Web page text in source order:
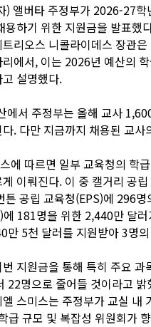
) 앨버타 주정부가 2026-27
용하기 위한 지원금을 발표했
리오스 니콜라이데스 장관
에서, 이는 2026년 예산의
설명했다.
에서 주정부는 올해 교사
. 다만 지금까지 채용된 교사
에 따르면 일부 교육청의 학
이뤄진다. 이 중 캘거리 공
튼 공립 교육청(EPS)에 296
에 181명을 위한 2,440만 달
만 5천 달러를 지원받아 3명
지원금을 통해 특히 주요
22명으로 줄어들 것이라고 밝
스미스는 주정부가 교실 내
급 규모 및 복잡성 위원회가